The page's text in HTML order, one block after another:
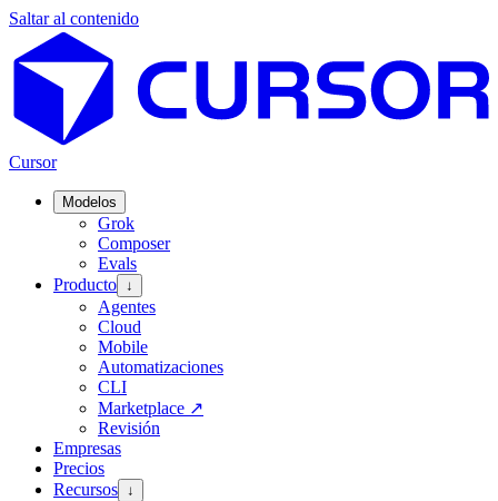
Saltar al contenido
Cursor
Modelos
Grok
Composer
Evals
Producto ↓
Agentes
Cloud
Mobile
Automatizaciones
CLI
Marketplace ↗
Revisión
Empresas
Precios
Recursos ↓